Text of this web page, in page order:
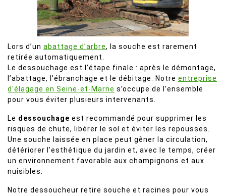
Lors d’un abattage d’arbre, la souche est rarement
retirée automatiquement.
Le dessouchage est l’étape finale : après le démontage,
l’abattage, l’ébranchage et le débitage. Notre entreprise
d'élagage en Seine-et-Marne s’occupe de l’ensemble
pour vous éviter plusieurs intervenants.
Le dessouchage est recommandé pour supprimer les
risques de chute, libérer le sol et éviter les repousses.
Une souche laissée en place peut gêner la circulation,
détériorer l’esthétique du jardin et, avec le temps, créer
un environnement favorable aux champignons et aux
nuisibles.
Notre dessoucheur retire souche et racines pour vous